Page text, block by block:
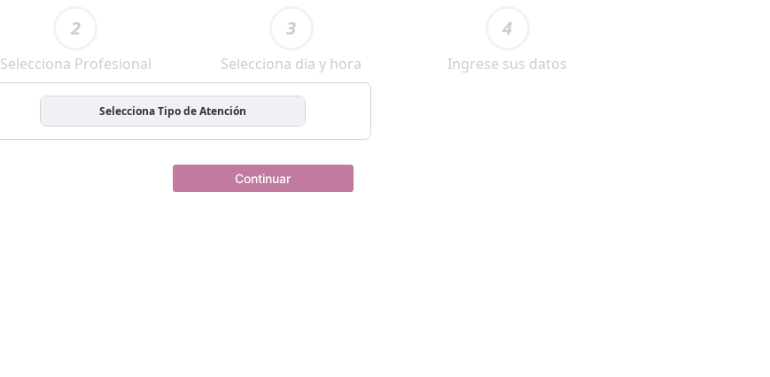
2
Selecciona Profesional
3
Selecciona dia y hora
4
Ingrese sus datos
Selecciona Tipo de Atención
Continuar